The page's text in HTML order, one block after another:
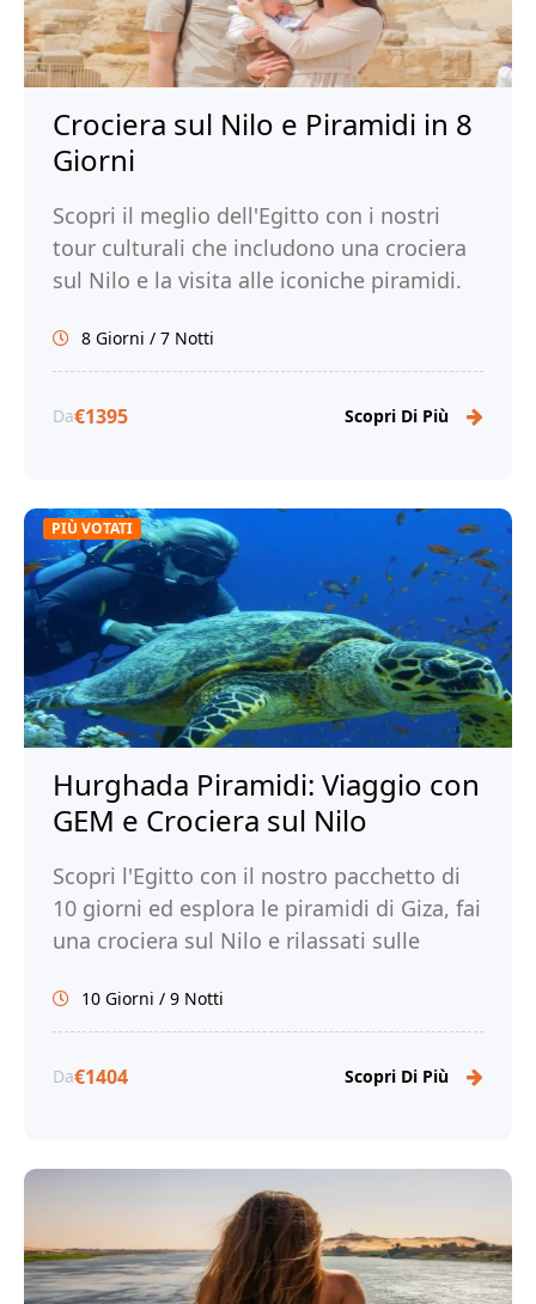
Crociera sul Nilo e Piramidi in 8
Giorni
Scopri il meglio dell'Egitto con i nostri
tour culturali che includono una crociera
sul Nilo e la visita alle iconiche piramidi.
Prenota ora con Tour Egitto!
8 Giorni / 7 Notti
Da€1395 Scopri Di Più
PIÙ VOTATI
Hurghada Piramidi: Viaggio con
GEM e Crociera sul Nilo
Scopri l'Egitto con il nostro pacchetto di
10 giorni ed esplora le piramidi di Giza, fai
una crociera sul Nilo e rilassati sulle
10 Giorni / 9 Notti
Da€1404 Scopri Di Più